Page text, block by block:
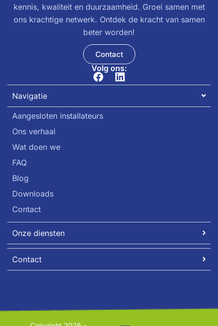
kennis, kwaliteit en duurzaamheid. Groei samen met
ons krachtige netwerk. Ontdek de kracht van samen
beter worden!
Contact
Volg ons:
Navigatie
Aangesloten installateurs
Ons verhaal
Wat doen we
FAQ
Blog
Downloads
Contact
Onze diensten
Contact